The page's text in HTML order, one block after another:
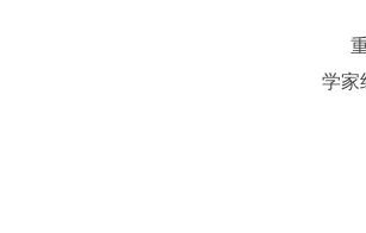
重
学家